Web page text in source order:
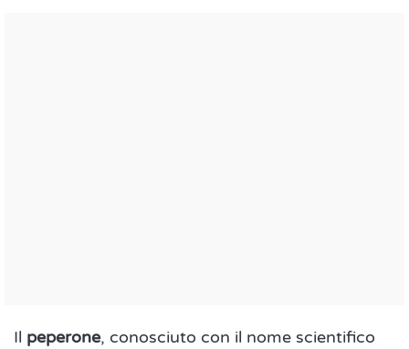
Il peperone, conosciuto con il nome scientifico